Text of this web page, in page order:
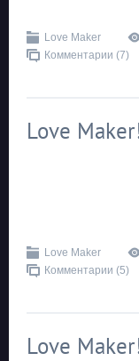
Love Maker
Комментарии (7)
Love
Love Maker
Комментарии (5)
Love